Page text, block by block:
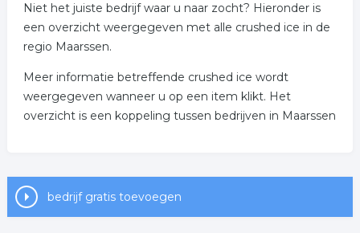
Niet het juiste bedrijf waar u naar zocht? Hieronder is
een overzicht weergegeven met alle crushed ice in de
regio Maarssen.
Meer informatie betreffende crushed ice wordt
weergegeven wanneer u op een item klikt. Het
overzicht is een koppeling tussen bedrijven in Maarssen
bedrijf gratis toevoegen